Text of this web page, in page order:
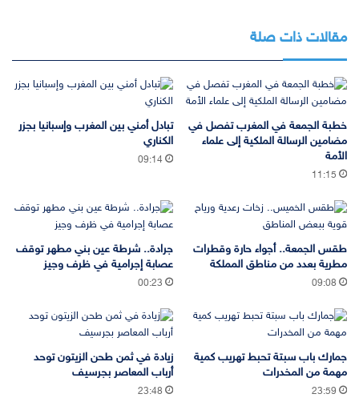
مقالات ذات صلة
خطبة الجمعة في المغرب تفصل في
مضامين الرسالة الملكية إلى علماء
الأمة
11:15
تبادل أمني بين المغرب وإسبانيا بجزر
الكناري
09:14
طقس الجمعة.. أجواء حارة وقطرات
مطرية بعدد من مناطق المملكة
09:08
جرادة.. شرطة عين بني مطهر توقف
عصابة إجرامية في ظرف وجيز
00:23
جمارك باب سبتة تحبط تهريب كمية
مهمة من المخدرات
23:59
زيادة في ثمن طحن الزيتون توحد
أرباب المعاصر بجرسيف
23:48